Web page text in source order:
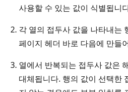
사용할 수 있는 값이 식별됩니
각 열의 접두사 값을 나타내는
페이지 헤더 바로 다음에 만들
열에서 반복되는 접두사 값은
대체됩니다. 행의 값이 선택한